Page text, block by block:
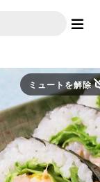
ミュートを解除